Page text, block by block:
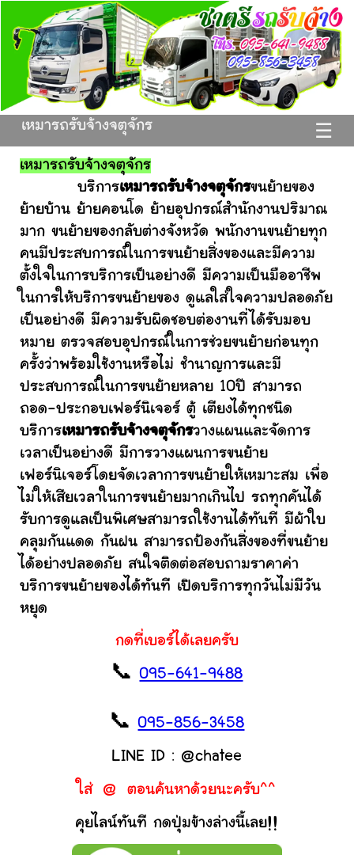
☰
เหมารถรับจ้างจตุจักร
เหมารถรับจ้างจตุจักร
บริการเหมารถรับจ้างจตุจักรขนย้ายของ
ย้ายบ้าน ย้ายคอนโด ย้ายอุปกรณ์สำนักงานปริมาณ
มาก ขนย้ายของกลับต่างจังหวัด พนักงานขนย้ายทุก
คนมีประสบการณ์ในการขนย้ายสิ่งของและมีความ
ตั้งใจในการบริการเป็นอย่างดี มีความเป็นมืออาชีพ
ในการให้บริการขนย้ายของ ดูแลใส่ใจความปลอดภัย
เป็นอย่างดี มีความรับผิดชอบต่องานที่ได้รับมอบ
หมาย ตรวจสอบอุปกรณ์ในการช่วยขนย้ายก่อนทุก
ครั้งว่าพร้อมใช้งานหรือไม่ ชำนาญการและมี
ประสบการณ์ในการขนย้ายหลาย 10ปี สามารถ
ถอด-ประกอบเฟอร์นิเจอร์ ตู้ เตียงได้ทุกชนิด
บริการเหมารถรับจ้างจตุจักรวางแผนและจัดการ
เวลาเป็นอย่างดี มีการวางแผนการขนย้าย
เฟอร์นิเจอร์โดยจัดเวลาการขนย้ายให้เหมาะสม เพื่อ
ไม่ให้เสียเวลาในการขนย้ายมากเกินไป รถทุกคันได้
รับการดูแลเป็นพิเศษสามารถใช้งานได้ทันที มีผ้าใบ
คลุมกันแดด กันฝน สามารถป้องกันสิ่งของที่ขนย้าย
ได้อย่างปลอดภัย สนใจติดต่อสอบถามราคาค่า
บริการขนย้ายของได้ทันที เปิดบริการทุกวันไม่มีวัน
หยุด
กดที่เบอร์ได้เลยครับ
📞095-641-9488
📞095-856-3458
LINE ID : @chatee
ใส่ @ ตอนค้นหาด้วยนะครับ^^
คุยไลน์ทันที กดปุ่มข้างล่างนี้เลย!!